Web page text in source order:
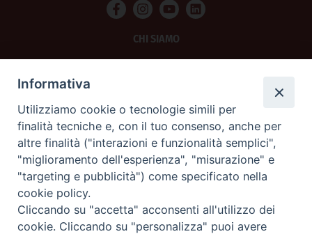
CHI SIAMO
SCRIVICI
La Difesa srl - P.iva 05125420280
La Difesa del Popolo percepisce i contributi pubblici all'editoria.
La Difesa del Popolo, tramite la Fisc (Federazione Italiana Settimanali Cattolici)
ha aderito allo IAP (Istituto dell'Autodisciplina Pubblicitaria) accettando il Codice
di Autodisciplina della Comunicazione Commerciale.
Informativa
Utilizziamo cookie o tecnologie simili per
finalità tecniche e, con il tuo consenso, anche per
altre finalità ("interazioni e funzionalità semplici",
"miglioramento dell'esperienza", "misurazione" e
"targeting e pubblicità") come specificato nella
cookie policy.
Cliccando su "accetta" acconsenti all'utilizzo dei
cookie. Cliccando su "personalizza" puoi avere